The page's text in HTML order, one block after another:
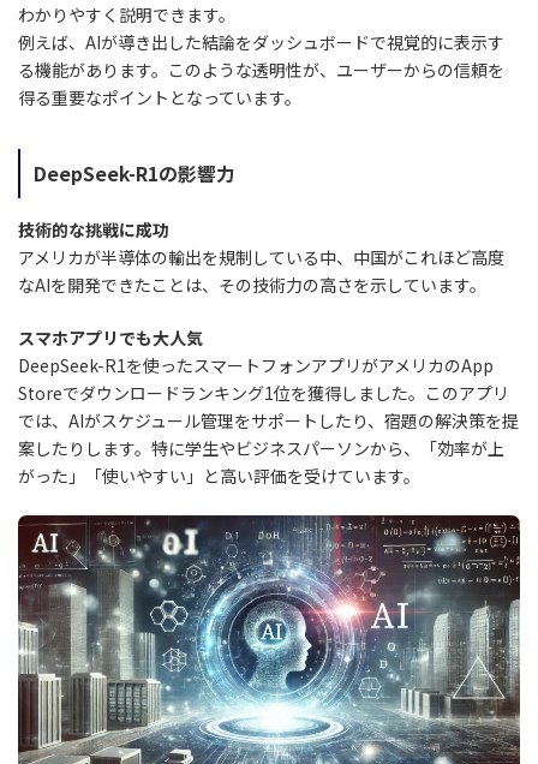
わかりやすく説明できます。
例えば、AIが導き出した結論をダッシュボードで視覚的に表示す
る機能があります。このような透明性が、ユーザーからの信頼を
得る重要なポイントとなっています。
DeepSeek-R1の影響力
技術的な挑戦に成功
アメリカが半導体の輸出を規制している中、中国がこれほど高度
なAIを開発できたことは、その技術力の高さを示しています。
スマホアプリでも大人気
DeepSeek-R1を使ったスマートフォンアプリがアメリカのApp
Storeでダウンロードランキング1位を獲得しました。このアプリ
では、AIがスケジュール管理をサポートしたり、宿題の解決策を提
案したりします。特に学生やビジネスパーソンから、「効率が上
がった」「使いやすい」と高い評価を受けています。